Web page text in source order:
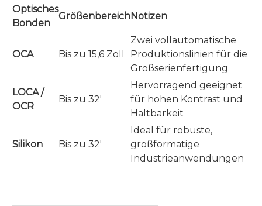
Optisches
Bonden
GrößenbereichNotizen
OCA Bis zu 15,6 Zoll
Zwei vollautomatische
Produktionslinien für die
Großserienfertigung
LOCA /
OCR
Bis zu 32'
Hervorragend geeignet
für hohen Kontrast und
Haltbarkeit
Silikon Bis zu 32'
Ideal für robuste,
großformatige
Industrieanwendungen